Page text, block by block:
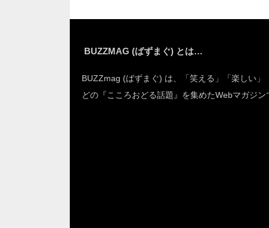
BUZZMAG (ばずまぐ) とは…
BUZZmag (ばずまぐ) は、「笑える」「楽しい」
どの『こころおどる話題』を集めたWebマガジン